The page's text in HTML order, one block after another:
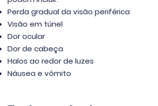
Perda gradual da visão periférica
Visão em túnel
Dor ocular
Dor de cabeça
Halos ao redor de luzes
Náusea e vômito